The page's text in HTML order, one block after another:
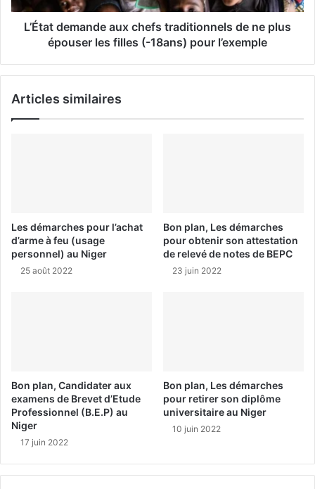
L’État demande aux chefs traditionnels de ne plus
épouser les filles (-18ans) pour l’exemple
Articles similaires
Les démarches pour l’achat
d’arme à feu (usage
personnel) au Niger
25 août 2022
Bon plan, Les démarches
pour obtenir son attestation
de relevé de notes de BEPC
23 juin 2022
Bon plan, Candidater aux
examens de Brevet d’Etude
Professionnel (B.E.P) au
Niger
17 juin 2022
Bon plan, Les démarches
pour retirer son diplôme
universitaire au Niger
10 juin 2022